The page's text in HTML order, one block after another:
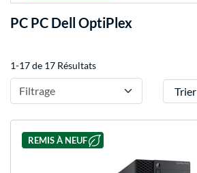
PC PC Dell OptiPlex
1-17 de 17 Résultats
Filtrage Trier
REMIS À NEUF